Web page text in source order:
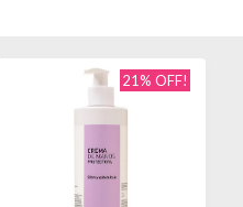
21% OFF!